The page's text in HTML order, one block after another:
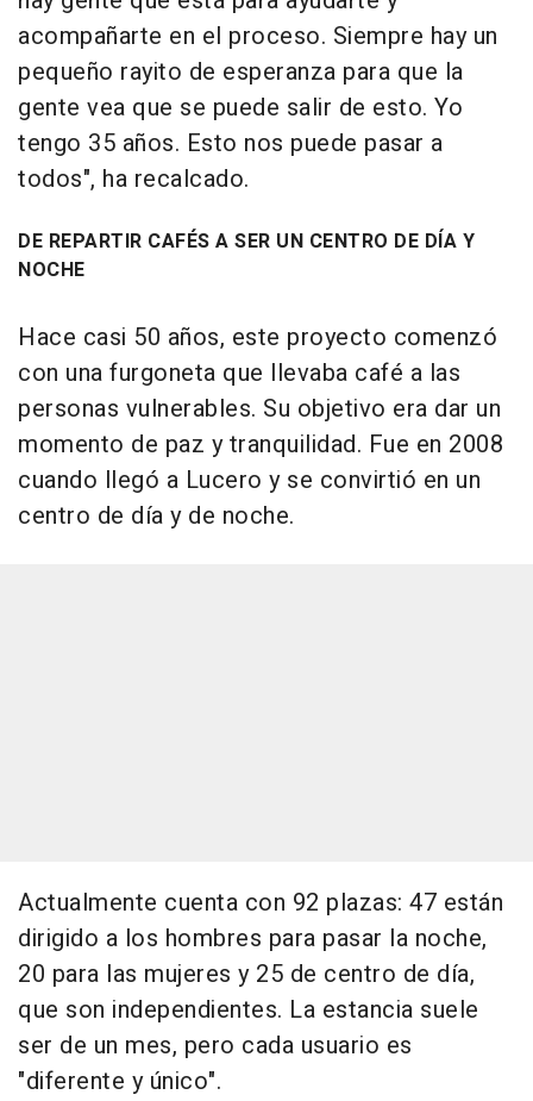
acompañarte en el proceso. Siempre hay un
pequeño rayito de esperanza para que la
gente vea que se puede salir de esto. Yo
tengo 35 años. Esto nos puede pasar a
todos", ha recalcado.
DE REPARTIR CAFÉS A SER UN CENTRO DE DÍA Y
NOCHE
Hace casi 50 años, este proyecto comenzó
con una furgoneta que llevaba café a las
personas vulnerables. Su objetivo era dar un
momento de paz y tranquilidad. Fue en 2008
cuando llegó a Lucero y se convirtió en un
centro de día y de noche.
Actualmente cuenta con 92 plazas: 47 están
dirigido a los hombres para pasar la noche,
20 para las mujeres y 25 de centro de día,
que son independientes. La estancia suele
ser de un mes, pero cada usuario es
"diferente y único".